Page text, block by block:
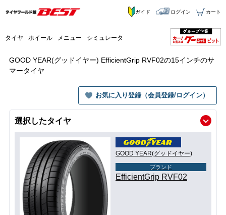
タイヤ ホイール メニュー シミュレータ
ガイド ログイン カート
GOOD YEAR(グッドイヤー) EfficientGrip RVF02の15インチのサ
マータイヤ
お気に入り登録（会員登録/ログイン）
選択したタイヤ
GOOD YEAR(グッドイヤー)
ブランド
EfficientGrip RVF02